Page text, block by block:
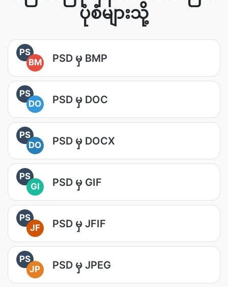
ပုံစံများသို့
PS
BM
PSD မှ BMP
PS
DO
PSD မှ DOC
PS
DO
PSD မှ DOCX
PS
GI
PSD မှ GIF
PS
JF
PSD မှ JFIF
PS
JP
PSD မှ JPEG